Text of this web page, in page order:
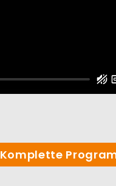
Komplette